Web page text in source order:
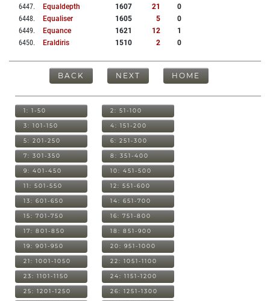
6447. Equaldepth 1607 21
0
6448. Equaliser 1605 5
0
6449. Equance 1621 12
1
6450. Eraldiris 1510 2 0
BACK NEXT HOME
1: 1-50 2: 51-100
3: 101-150 4: 151-200
5: 201-250 6: 251-300
7: 301-350 8: 351-400
9: 401-450 10: 451-500
11: 501-550 12: 551-600
13: 601-650 14: 651-700
15: 701-750 16: 751-800
17: 801-850 18: 851-900
19: 901-950 20: 951-1000
21: 1001-1050 22: 1051-1100
23: 1101-1150 24: 1151-1200
25: 1201-1250 26: 1251-1300